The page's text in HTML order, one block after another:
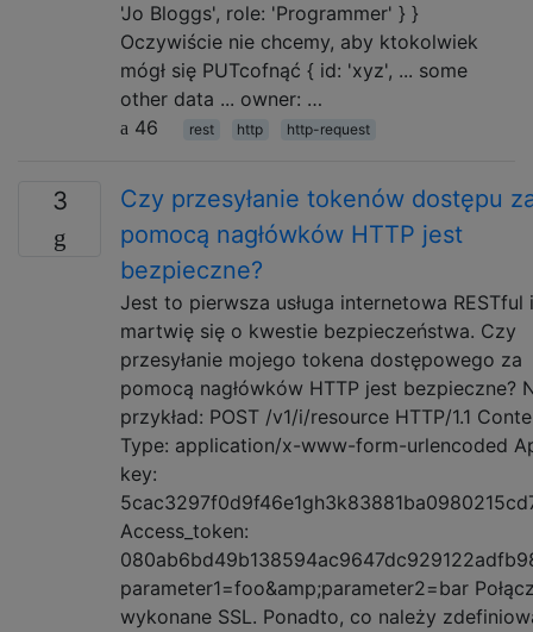
'Jo Bloggs', role: 'Programmer' } }
Oczywiście nie chcemy, aby ktokolwiek
mógł się PUTcofnąć { id: 'xyz', ... some
other data ... owner: …
46
rest http http-request
3
Czy przesyłanie tokenów dostępu
pomocą nagłówków HTTP jest
bezpieczne?
Jest to pierwsza usługa internetowa RESTful i
martwię się o kwestie bezpieczeństwa. Czy
przesyłanie mojego tokena dostępowego za
pomocą nagłówków HTTP jest bezpieczne?
przykład: POST /v1/i/resource HTTP/1.1
Type: application/x-www-form-urlencoded
key:
Access_token:
parameter1=foo&amp;parameter2=bar
wykonane SSL. Ponadto, co należy